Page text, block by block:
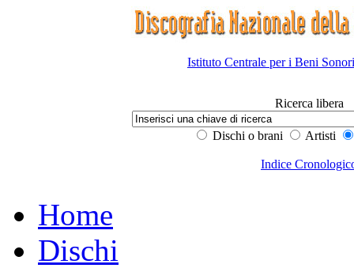
Istituto Centrale per i Beni
Ricerca libera
Dischi o brani Artisti
Indice
Home
Dischi